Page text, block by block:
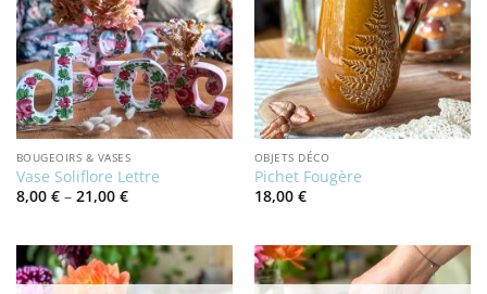
BOUGEOIRS & VASES
Vase Soliflore Lettre
8,00 € – 21,00 €Price
21,00 €
OBJETS DÉCO
Pichet Fougère
18,00 €